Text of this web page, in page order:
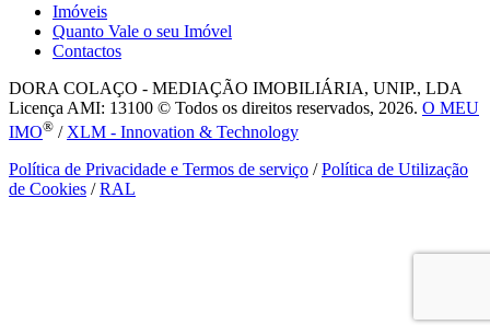
Imóveis
Quanto Vale o seu Imóvel
Contactos
DORA COLAÇO - MEDIAÇÃO IMOBILIÁRIA, UNIP., LDA
Licença AMI: 13100 © Todos os direitos reservados, 2026. O MEU
IMO® / XLM - Innovation & Technology
Política de Privacidade e Termos de serviço /Política de Utilização
de Cookies /RAL